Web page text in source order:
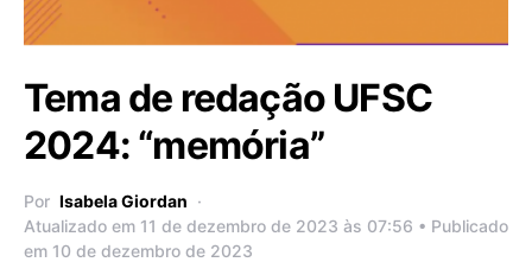
Tema de redação UFSC
2024: “memória”
Por Isabela Giordan
Atualizado em 11 de dezembro de 2023 às 07:56 • Publicado
em 10 de dezembro de 2023